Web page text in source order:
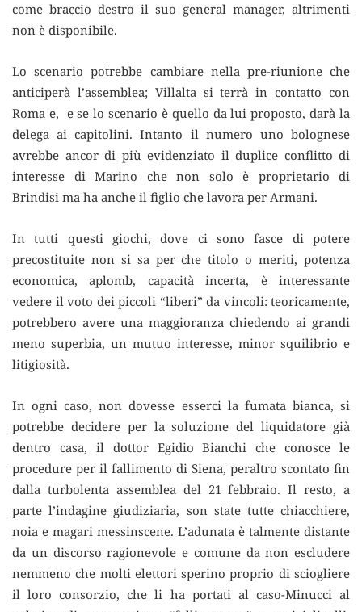
come braccio destro il suo general manager, altrimenti
non è disponibile.
Lo scenario potrebbe cambiare nella pre-riunione che
anticiperà l’assemblea; Villalta si terrà in contatto con
Roma e, e se lo scenario è quello da lui proposto, darà la
delega ai capitolini. Intanto il numero uno bolognese
avrebbe ancor di più evidenziato il duplice conflitto di
interesse di Marino che non solo è proprietario di
Brindisi ma ha anche il figlio che lavora per Armani.
In tutti questi giochi, dove ci sono fasce di potere
precostituite non si sa per che titolo o meriti, potenza
economica, aplomb, capacità incerta, è interessante
vedere il voto dei piccoli “liberi” da vincoli: teoricamente,
potrebbero avere una maggioranza chiedendo ai grandi
meno superbia, un mutuo interesse, minor squilibrio e
litigiosità.
In ogni caso, non dovesse esserci la fumata bianca, si
potrebbe decidere per la soluzione del liquidatore già
dentro casa, il dottor Egidio Bianchi che conosce le
procedure per il fallimento di Siena, peraltro scontato fin
dalla turbolenta assemblea del 21 febbraio. Il resto, a
parte l’indagine giudiziaria, son state tutte chiacchiere,
noia e magari messinscene. L’adunata è talmente distante
da un discorso ragionevole e comune da non escludere
nemmeno che molti elettori sperino proprio di sciogliere
il loro consorzio, che li ha portati al caso-Minucci al